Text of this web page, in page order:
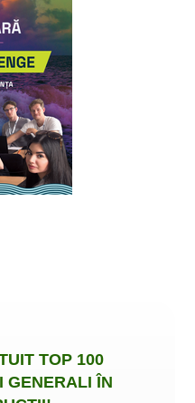
TOP 100
GENERALI ÎN